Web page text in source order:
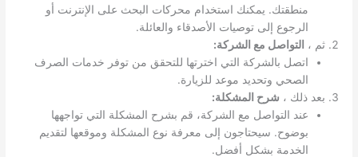
منطقتك. يمكنك استخدام محركات البحث على الإنترنت أو
الرجوع إلى توصيات الأصدقاء والعائلة.
ثم ، التواصل مع الشركة:
اتصل بالشركة التي اخترتها للتحقق من توفر خدمات الصرف
الصحي وتحديد موعد للزيارة.
بعد ذلك ، شرح المشكلة:
عند التواصل مع الشركة، قم بشرح المشكلة التي تواجهها
بوضوح. سيحتاجون إلى معرفة نوع المشكلة وموقعها لتقديم
الخدمة بشكل أفضل.